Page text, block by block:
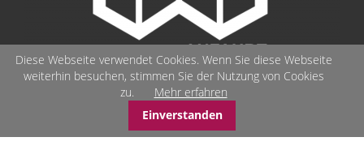
© Schamanisches-Business-Coaching - Seelenbilder - Stärken-
Diese Webseite verwendet Cookies. Wenn Sie diese Webseite
weiterhin besuchen, stimmen Sie der Nutzung von Cookies
zu.
Mehr erfahren
Einverstanden